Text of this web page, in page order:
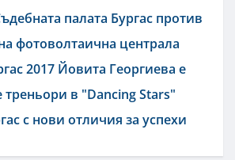
палата Бургас против
фотоволтаична централа
2017 Йовита Георгиева е
треньори в "Dancing Stars"
с нови отличия за успехи